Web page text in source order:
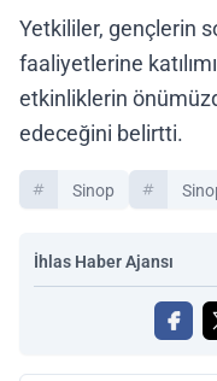
Yetkililer, gençlerin
faaliyetlerine
etkinliklerin
edeceğini belirtti.
Sinop
İhlas Haber Ajansı